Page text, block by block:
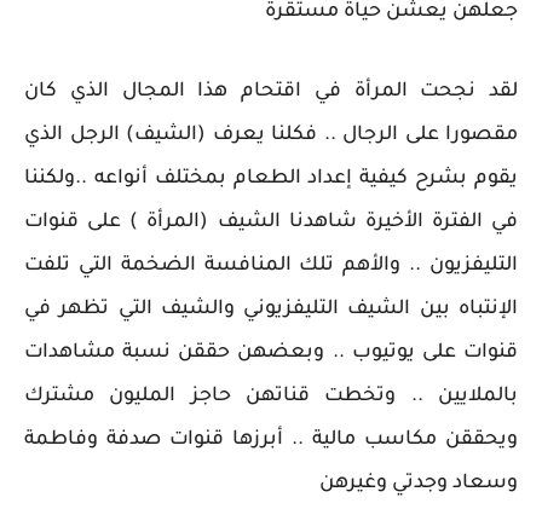
جعلهن يعشن حياة مستقرة
لقد نجحت المرأة في اقتحام هذا المجال الذي كان
مقصورا على الرجال .. فكلنا يعرف (الشيف) الرجل الذي
يقوم بشرح كيفية إعداد الطعام بمختلف أنواعه ..ولكننا
في الفترة الأخيرة شاهدنا الشيف (المرأة ) على قنوات
التليفزيون .. والأهم تلك المنافسة الضخمة التي تلفت
الإنتباه بين الشيف التليفزيوني والشيف التي تظهر في
قنوات على يوتيوب .. وبعضهن حققن نسبة مشاهدات
بالملايين .. وتخطت قناتهن حاجز المليون مشترك
ويحققن مكاسب مالية .. أبرزها قنوات صدفة وفاطمة
وسعاد وجدتي وغيرهن